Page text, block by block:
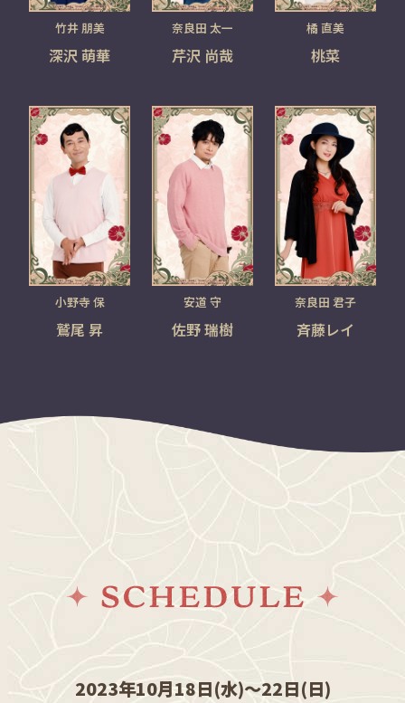
竹井 朋美
深沢 萌華
奈良田 太一
芹沢 尚哉
橘 直美
桃菜
小野寺 保
鷲尾 昇
安道 守
佐野 瑞樹
奈良田 君子
斉藤レイ
2023年10月18日(水)～22日(日)